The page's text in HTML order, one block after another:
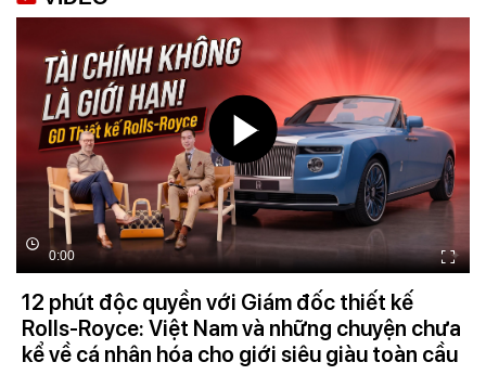
0:00
12 phút độc quyền với Giám đốc thiết kế
Rolls-Royce: Việt Nam và những chuyện chưa
kể về cá nhân hóa cho giới siêu giàu toàn cầu